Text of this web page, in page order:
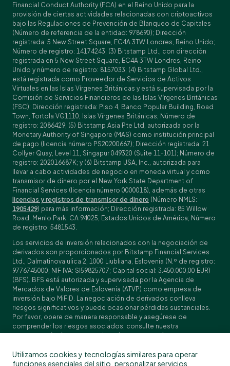
Financial Conduct Authority (FCA) en el Reino Unido para la
provisión de ciertas actividades relacionadas con criptoactivos
bajo las Regulaciones de Prevención de Blanqueo de Capitales
(Número de referencia de la entidad: 978690); Dirección
registrada: 5 New Street Square, EC4A 3TW Londres, Reino Unido;
Número de registro: 14174243; (3) Bitstamp Ltd., con dirección
registrada en 5 New Street Square, EC4A 3TW Londres, Reino
Unido y número de registro: 8157033; (4) Bitstamp Global Ltd.,
está registrada como Proveedor de Servicios de Activos
Virtuales en las Islas Vírgenes Británicas y está supervisada por la
Comisión de Servicios Financieros de las Islas Vírgenes Británicas
(FSC); Dirección registrada: Piso 4, Banco Popular Building, Road
Town, Tortola VG1110, Islas Vírgenes Británicas; Número de
registro: 2086429; (5) Bitstamp Asia Pte Ltd, autorizada por la
Monetary Authority of Singapore (MAS) como institución principal
de pago (licencia número PS20200667); Dirección registrada: 21
Collyer Quay, Level 11, Singapur 049320 (Suite 11-101); Número de
registro: 202016687K; y (6) Bitstamp USA, Inc., autorizada para
llevar a cabo actividades de negocio en moneda virtual y como
transmisor de dinero por el New York State Department of
Financial Services (licencia número 0000018), además de otras
licencias y registros de transmisor de dinero (Número NMLS:
1905429) para más información; Dirección registrada: 85 Willow
Road, Menlo Park, CA 94025, Estados Unidos de América; Número
de registro: 5481543.
Los servicios de inversión relacionados con la negociación de
derivados son proporcionados por Bitstamp Financial Services
Ltd., Dalmatinova ulica 2, 1000 Liubliana, Eslovenia (N.º de registro:
9776745000; NIF IVA: SI59825707; Capital social: 3.450.000,00 EUR)
(BFS). BFS está autorizada y supervisada por la Agencia de
Mercados de Valores de Eslovenia (ATVP) como empresa de
inversión bajo MiFiD. La negociación de derivados conlleva
riesgos significativos y puede ocasionar pérdidas sustanciales.
Por favor, opere de manera responsable y asegúrese de
comprender los riesgos asociados; consulte nuestra
Especificación de contratos, losTérminos y condiciones
obtener detalles específicos sobre los contratos y las
divulgaciones de riesgos. La negociación de derivados no está
Utilizamos cookies y tecnologías similares para operar
funciones esenciales del sitio, personalizar servicios